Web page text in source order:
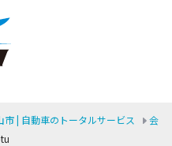
| 自動車のトータルサービス
会